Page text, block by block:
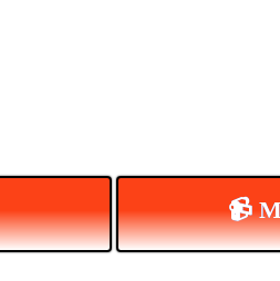
📹